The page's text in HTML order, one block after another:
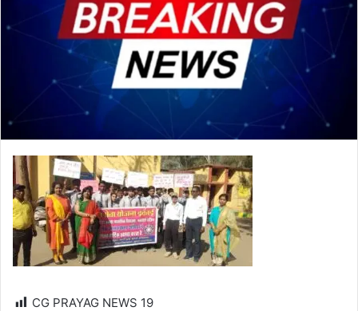
CG PRAYAG NEWS 19